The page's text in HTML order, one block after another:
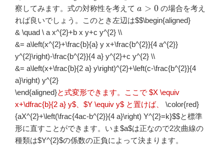
察してみます。式の対称性を考えて a>0
a > 0 の場合を考え
れば良いでしょう。このとき左辺は$$\begin{aligned}
& \quad \ a x^{2}+b x y+c y^{2} \\
&= a\left(x^{2}+\frac{b}{a} y x+\frac{b^{2}}{4 a^{2}}
y^{2}\right)-\frac{b^{2}}{4 a} y^{2}+c y^{2} \\
&= a\left(x+\frac{b}{2 a} y\right)^{2}+\left(c-\frac{b^{2}}{4
a}\right) y^{2}
\end{aligned}と式変形できます。ここで $X \equiv
x+\dfrac{b}{2 a} y$、$Y \equiv y$ と置けば、
\color{red}
{aX^{2}+\left(\frac{4ac-b^{2}}{4 a}\right) Y^{2}=k}$$と標準
形に直すことができます。いま$a$は正なので2次曲線の
種類は$Y^{2}$の係数の正負によって決まります。